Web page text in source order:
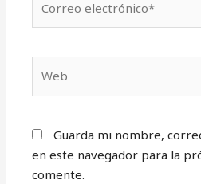
electrónico*
Guarda mi nombre,
en este navegador para la
comente.